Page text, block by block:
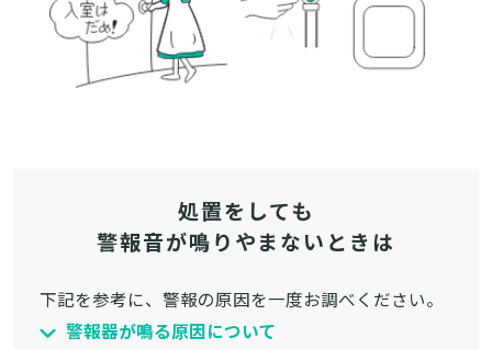
処置をしても
警報音が鳴りやまないときは
下記を参考に、警報の原因を一度お調べください。
警報器が鳴る原因について